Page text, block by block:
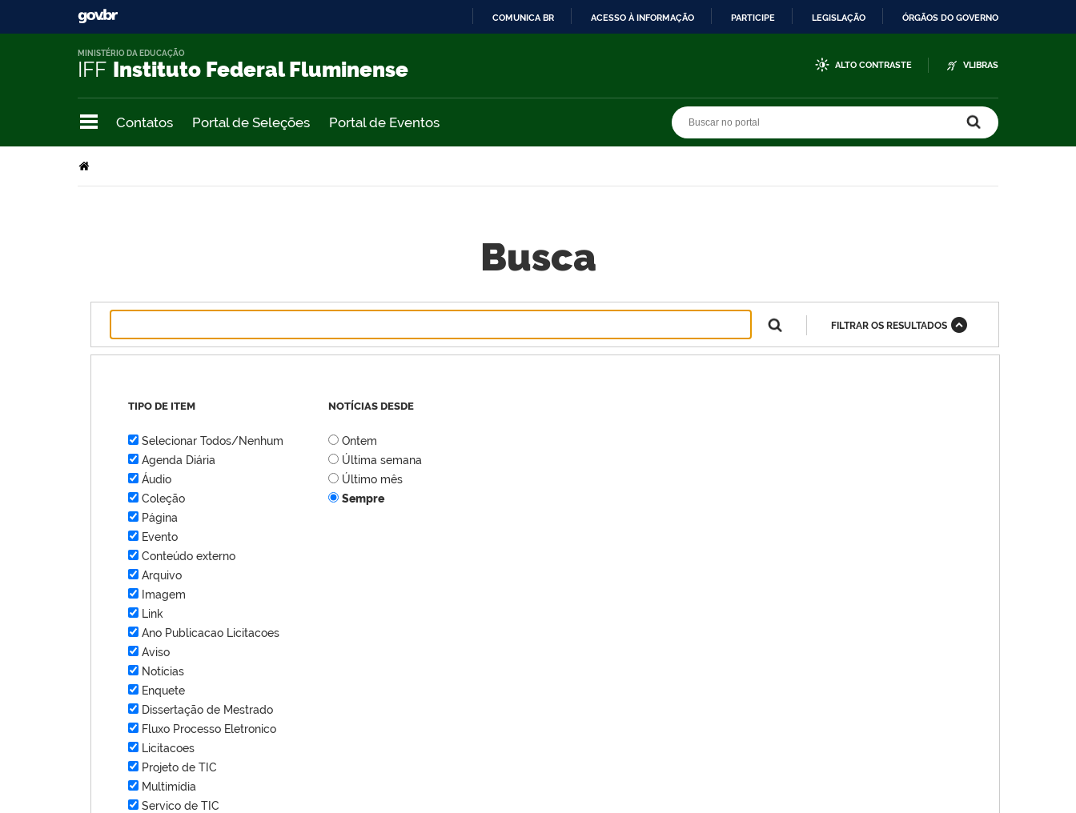
COMUNICA BR ACESSO À INFORMAÇÃO PARTICIPE LEGISLAÇÃO ÓRGÃOS DO GOVERNO
IFF Instituto Federal Fluminense
MINISTÉRIO DA EDUCAÇÃO
ALTO CONTRASTE VLIBRAS
Contatos Portal de Seleções Portal de Eventos
Busca
FILTRAR OS RESULTADOS
TIPO DE ITEM
Selecionar Todos/Nenhum
Agenda Diária
Áudio
Coleção
Página
Evento
Conteúdo externo
Arquivo
Imagem
Link
Ano Publicacao Licitacoes
Aviso
Notícias
Enquete
Dissertação de Mestrado
Fluxo Processo Eletronico
Licitacoes
Projeto de TIC
Multimídia
Servico de TIC
NOTÍCIAS DESDE
Ontem
Última semana
Último mês
Sempre